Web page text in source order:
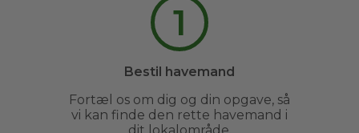
1
Bestil havemand
Fortæl os om dig og din opgave, så
vi kan finde den rette havemand i